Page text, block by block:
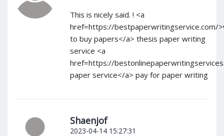
This is nicely said. ! <a
href=https://bestpaperwritingservice.com/
to buy papers</a> thesis paper writing
service <a
href=https://
paper service</a> pay for paper writing
Shaenjof
2023-04-14 15:27:31